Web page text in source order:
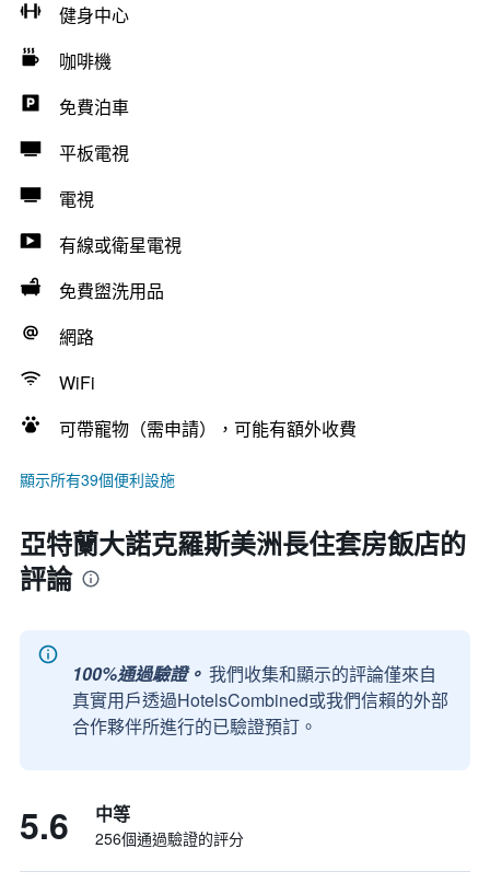
健身中心
咖啡機
免費泊車
平板電視
電視
有線或衛星電視
免費盥洗用品
網路
WiFi
可帶寵物（需申請），可能有額外收費
顯示所有39個便利設施
亞特蘭大諾克羅斯美洲長住套房飯店的
評論
100%通過驗證。 我們收集和顯示的評論僅來自
真實用戶透過HotelsCombined或我們信賴的外部
合作夥伴所進行的已驗證預訂。
5.6 中等
256個通過驗證的評分